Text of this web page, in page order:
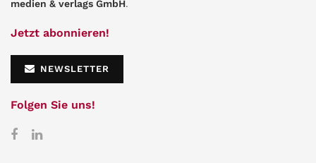
medien & verlags GmbH.
Jetzt abonnieren!
NEWSLETTER
Folgen Sie uns!